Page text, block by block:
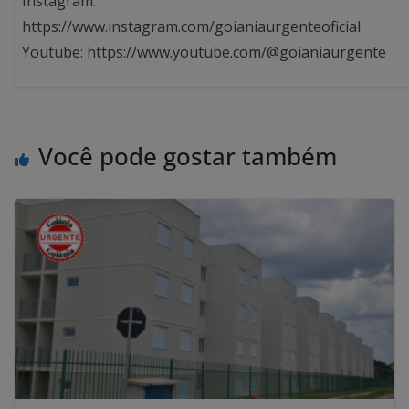
https://www.instagram.com/goianiaurgenteoficial
Youtube: https://www.youtube.com/@goianiaurgente
Você pode gostar também